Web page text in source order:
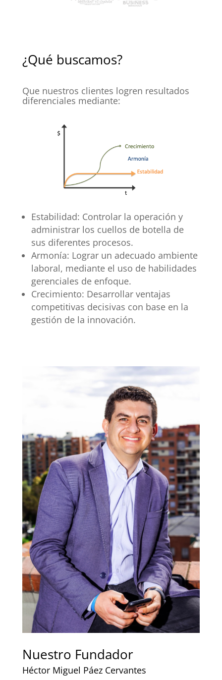
¿Qué buscamos?
Que nuestros clientes logren resultados
diferenciales mediante:
Estabilidad: Controlar la operación y
administrar los cuellos de botella de
sus diferentes procesos.
Armonía: Lograr un adecuado ambiente
laboral, mediante el uso de habilidades
gerenciales de enfoque.
Crecimiento: Desarrollar ventajas
competitivas decisivas con base en la
gestión de la innovación.
Nuestro Fundador
Héctor Miguel Páez Cervantes